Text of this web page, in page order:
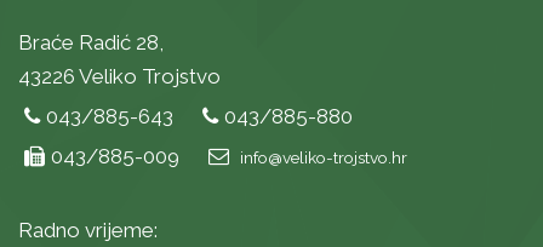
Braće Radić 28,
43226 Veliko Trojstvo
043/885-643
043/885-880
043/885-009
info@veliko-trojstvo.hr
Radno vrijeme: